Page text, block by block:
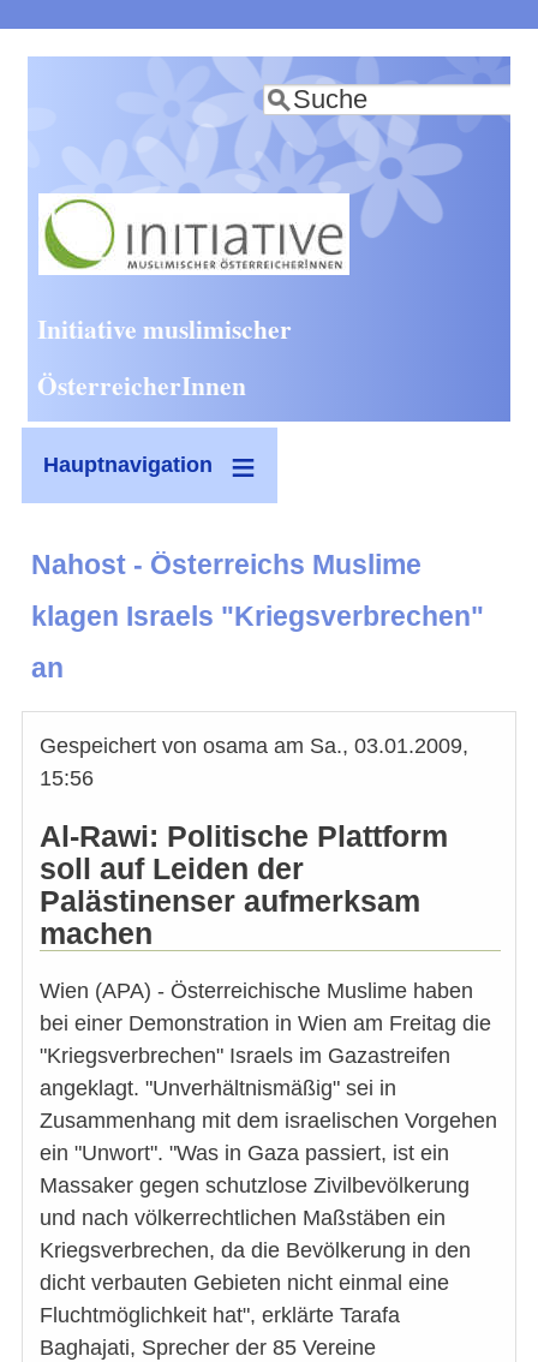
zum
Inhalt
Suche
Initiative muslimischer
ÖsterreicherInnen
Hauptnavigation
Nahost - Österreichs Muslime
klagen Israels "Kriegsverbrechen"
an
Gespeichert von osama am Sa., 03.01.2009,
15:56
Al-Rawi: Politische Plattform
soll auf Leiden der
Palästinenser aufmerksam
machen
Wien (APA) - Österreichische Muslime haben
bei einer Demonstration in Wien am Freitag die
"Kriegsverbrechen" Israels im Gazastreifen
angeklagt. "Unverhältnismäßig" sei in
Zusammenhang mit dem israelischen Vorgehen
ein "Unwort". "Was in Gaza passiert, ist ein
Massaker gegen schutzlose Zivilbevölkerung
und nach völkerrechtlichen Maßstäben ein
Kriegsverbrechen, da die Bevölkerung in den
dicht verbauten Gebieten nicht einmal eine
Fluchtmöglichkeit hat", erklärte Tarafa
Baghajati, Sprecher der 85 Vereine